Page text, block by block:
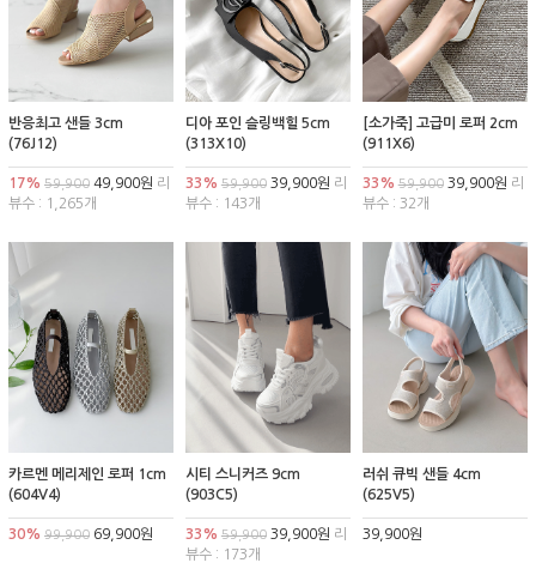
반응최고 샌들 3cm
(76J12)
17% 59,900 49,900원 리
뷰수 : 1,265개
디아 포인 슬링백힐 5cm
(313X10)
33% 59,90039,900원 리
뷰수 : 143개
[소가죽] 고급미 로퍼 2cm
(911X6)
33% 59,90039,900원 리
뷰수 : 32개
카르멘 메리제인 로퍼 1cm
(604V4)
30% 99,900 69,900원
시티 스니커즈 9cm
(903C5)
33% 59,90039,900원 리
뷰수 : 173개
러쉬 큐빅 샌들 4cm
(625V5)
39,900원